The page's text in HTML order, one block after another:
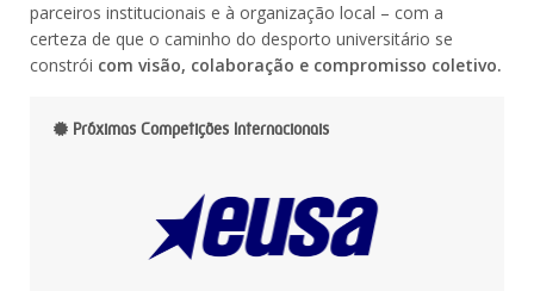
parceiros institucionais e à organização local – com a
certeza de que o caminho do desporto universitário se
constrói com visão, colaboração e compromisso coletivo.
Próximas Competições Internacionais